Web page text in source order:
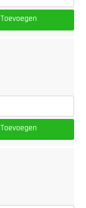
Toevoegen
Toevoegen